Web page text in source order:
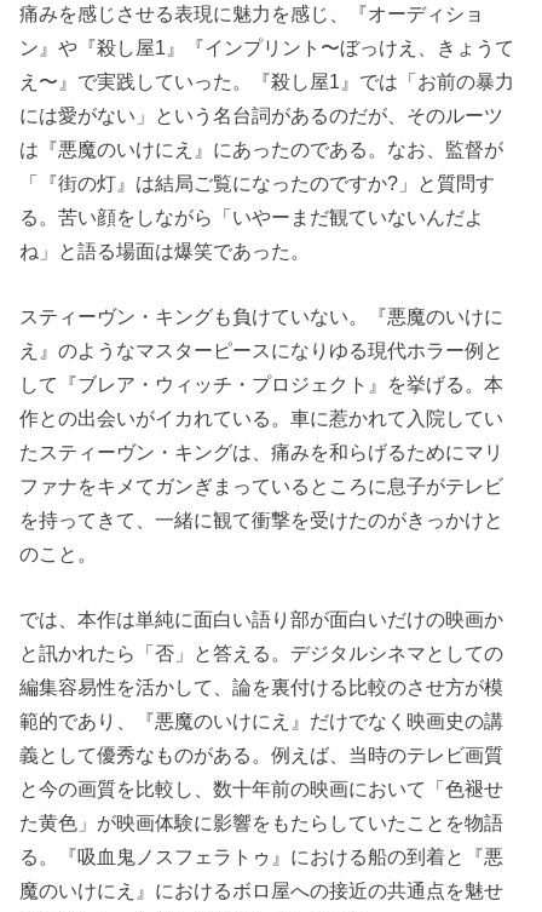
痛みを感じさせる表現に魅力を感じ、『オーディショ
ン』や『殺し屋1』『インプリント〜ぼっけえ、きょうて
え〜』で実践していった。『殺し屋1』では「お前の暴力
には愛がない」という名台詞があるのだが、そのルーツ
は『悪魔のいけにえ』にあったのである。なお、監督が
「『街の灯』は結局ご覧になったのですか?」と質問す
る。苦い顔をしながら「いやーまだ観ていないんだよ
ね」と語る場面は爆笑であった。
スティーヴン・キングも負けていない。『悪魔のいけに
え』のようなマスターピースになりゆる現代ホラー例と
して『ブレア・ウィッチ・プロジェクト』を挙げる。本
作との出会いがイカれている。車に惹かれて入院してい
たスティーヴン・キングは、痛みを和らげるためにマリ
ファナをキメてガンぎまっているところに息子がテレビ
を持ってきて、一緒に観て衝撃を受けたのがきっかけと
のこと。
では、本作は単純に面白い語り部が面白いだけの映画か
と訊かれたら「否」と答える。デジタルシネマとしての
編集容易性を活かして、論を裏付ける比較のさせ方が模
範的であり、『悪魔のいけにえ』だけでなく映画史の講
義として優秀なものがある。例えば、当時のテレビ画質
と今の画質を比較し、数十年前の映画において「色褪せ
た黄色」が映画体験に影響をもたらしていたことを物語
る。『吸血鬼ノスフェラトゥ』における船の到着と『悪
魔のいけにえ』におけるボロ屋への接近の共通点を魅せ